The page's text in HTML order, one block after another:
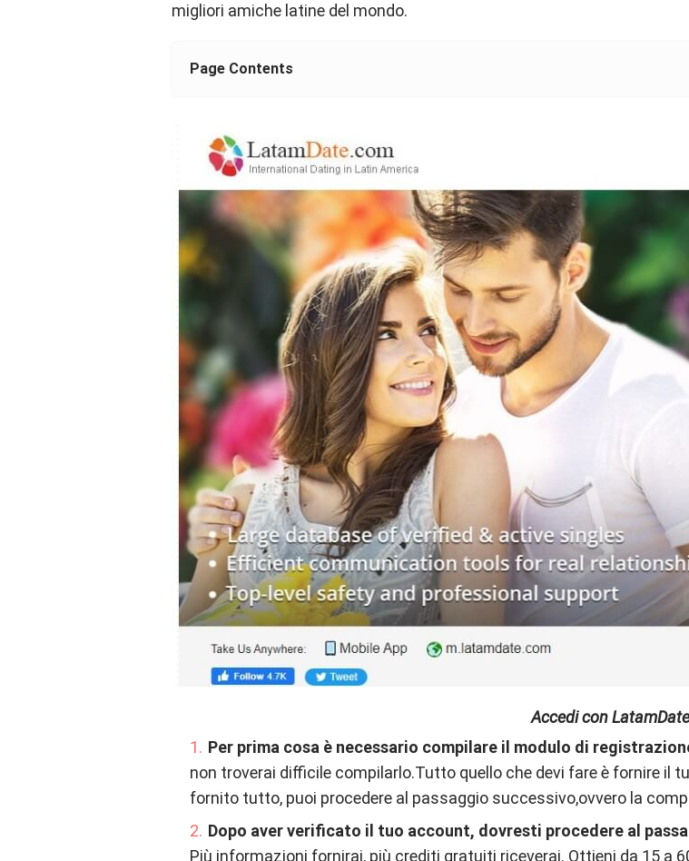
migliori amiche latine del mondo.
Page Contents
Accedi con LatamDate
Per prima cosa è necessario compilare il modulo di
non troverai difficile compilarlo.Tutto quello che devi fare è fornire il
fornito tutto, puoi procedere al passaggio successivo,ovvero la
Dopo aver verificato il tuo account, dovresti procedere al
Più informazioni fornirai, più crediti gratuiti riceverai. Ottieni da 15 a